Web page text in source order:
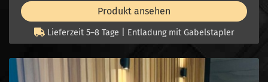
Produkt ansehen
Lieferzeit 5–8 Tage | Entladung mit Gabelstapler